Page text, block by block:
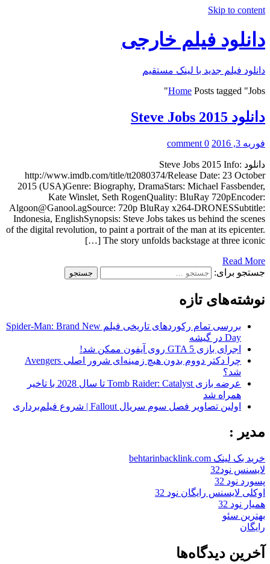
Skip to content
دانلود فیلم خارجی
دانلود فیلم جدید با لینک مستقیم
Home Posts tagged "Jobs"
دانلود Steve Jobs 2015
فوریه 3, 2016 0 comment
دانلود Steve Jobs 2015 Info:
http://www.imdb.com/title/tt2080374/Release Date: 23 October
2015 (USA)Genre: Biography, DramaStars: Michael Fassbender,
Kate Winslet, Seth RogenQuality: BluRay 720pEncoder:
Algoon@Ganool.agSource: 720p BluRay x264-DRONESSubtitle:
Indonesia, EnglishSynopsis: Steve Jobs takes us behind the scenes
of the digital revolution, to paint a portrait of the man at its epicenter.
The story unfolds backstage at three iconic […]
Read More
جستجو برای:
نوشته‌های تازه
بررسی تمام رکوردهای تاریخی فیلم Spider-Man: Brand New
Day در گیشه
اجرای بازی GTA 5 روی آیفون ممکن شد!
چرا دکتر دووم بدون هیچ زمینه‌ای شرور اصلی Avengers
شد؟
عرضه بازی Tomb Raider: Catalyst تا سال 2028 با تاخیر
همراه شد
اولین تصاویر فصل سوم سریال Fallout | شروع فیلم‌برداری
مدیر :
خرید بک لینک behtarinbacklink.com
لایسنس نود32
پسورد نود 32
اوکلی لایسنس رایگان نود 32
همیار نود 32
بهترین سئو
رایگان
آخرین دیدگاه‌ها